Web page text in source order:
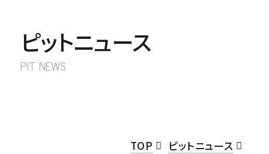
車検をご検討の方へ
Clear25車検クリアー25車検
ピットニュース
PIT NEWS
TOP
ピットニュース